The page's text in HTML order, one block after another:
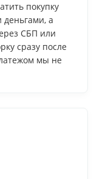
покупку
деньгами, а
СБП или
сразу после
мы не